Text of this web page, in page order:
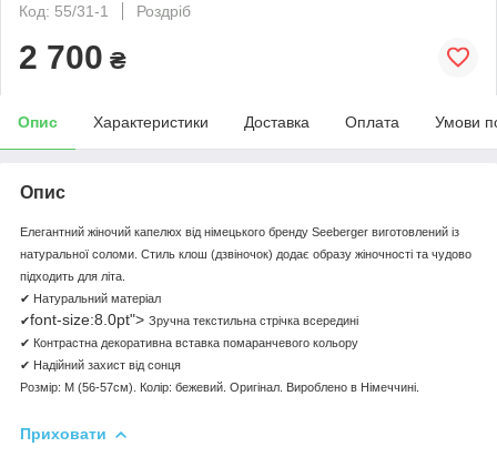
Код: 55/31-1
Роздріб
2 700 ₴
Опис Характеристики Доставка Оплата Умови
Опис
Елегантний жіночий капелюх від німецького бренду Seeberger виготовлений із
натуральної соломи. Стиль клош (дзвіночок) додає образу жіночності та чудово
підходить для літа.
✔ Натуральний матеріал
✔font-size:8.0pt"> Зручна текстильна стрічка всередині
✔ Контрастна декоративна вставка помаранчевого кольору
✔ Надійний захист від сонця
Розмір: M (56-57см). Колір: бежевий. Оригінал. Вироблено в Німеччині.
Приховати